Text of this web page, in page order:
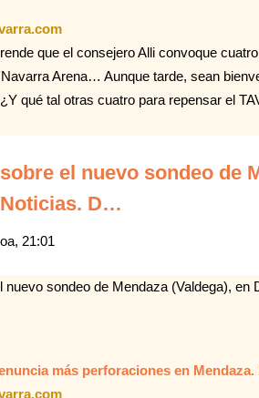
que el consejero Alli convoque
Arena… Aunque tarde, sean
qué tal otras cuatro para repensar el
el nuevo sondeo de
D…
21:01
nuevo sondeo de Mendaza (Valdega), en
más perforaciones en